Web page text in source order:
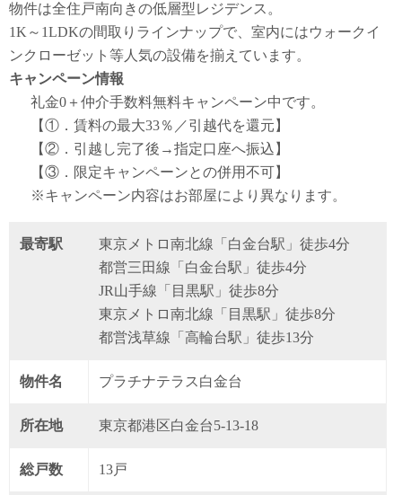
物件は全住戸南向きの低層型レジデンス。
1K～1LDKの間取りラインナップで、室内にはウォークイ
ンクローゼット等人気の設備を揃えています。
キャンペーン情報
礼金0 ＋仲介手数料無料キャンペーン中です。
【①．賃料の最大33％／引越代を還元】
【②．引越し完了後→指定口座へ振込】
【③．限定キャンペーンとの併用不可】
※キャンペーン内容はお部屋により異なります。
最寄駅
東京メトロ南北線「白金台駅」徒歩4分
都営三田線「白金台駅」徒歩4分
JR山手線「目黒駅」徒歩8分
東京メトロ南北線「目黒駅」徒歩8分
都営浅草線「高輪台駅」徒歩13分
物件名 プラチナテラス白金台
所在地 東京都港区白金台5-13-18
総戸数 13戸